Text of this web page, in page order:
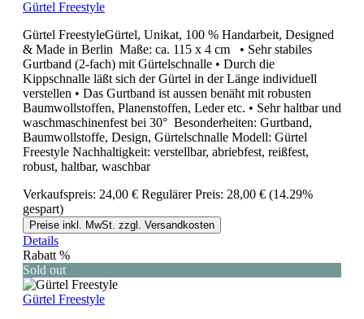
Gürtel Freestyle
Gürtel FreestyleGürtel, Unikat, 100 % Handarbeit, Designed
& Made in Berlin Maße: ca. 115 x 4 cm • Sehr stabiles
Gurtband (2-fach) mit Gürtelschnalle • Durch die
Kippschnalle läßt sich der Gürtel in der Länge individuell
verstellen • Das Gurtband ist aussen benäht mit robusten
Baumwollstoffen, Planenstoffen, Leder etc. • Sehr haltbar und
waschmaschinenfest bei 30° Besonderheiten: Gurtband,
Baumwollstoffe, Design, Gürtelschnalle Modell: Gürtel
Freestyle Nachhaltigkeit: verstellbar, abriebfest, reißfest,
robust, haltbar, waschbar
Verkaufspreis: 24,00 € Regulärer Preis: 28,00 € (14.29%
gespart)
Preise inkl. MwSt. zzgl. Versandkosten
Details
Rabatt %
Sold out
Gürtel Freestyle